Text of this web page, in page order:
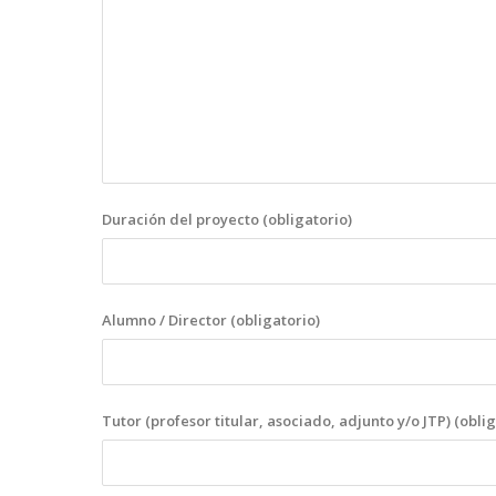
Duración del proyecto (obligatorio)
Alumno / Director (obligatorio)
Tutor (profesor titular, asociado, adjunto y/o JTP)